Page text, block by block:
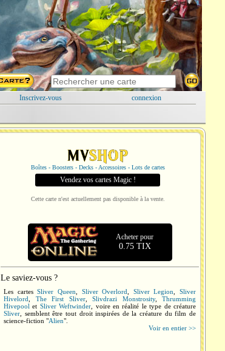
Inscrivez-vous
connexion
Boîtes - Boosters - Decks - Accessoires - Lots de cartes
Vendez vos cartes Magic !
Cette carte n'est actuellement pas disponible à la vente.
Acheter pour
0.75 TIX
Le saviez-vous ?
Les cartesSliver Queen Sliver Overlord Sliver Legion
Sliver
Hivelord
The First Sliver, Slivdrazi Monstrosity, Thrumming
Hivepool et Sliver Weftwinder , voire en réalité le type de créature
Sliver , semblent être tout droit inspirées de la créature du film de
science-fiction "Alien".
Voir en entier >>